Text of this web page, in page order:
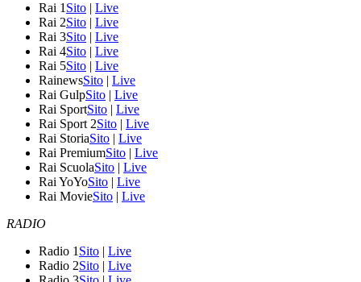
Rai 1 Sito | Live
Rai 2Sito | Live
Rai 3Sito | Live
Rai 4Sito | Live
Rai 5Sito | Live
RainewsSito | Live
Rai GulpSito | Live
Rai SportSito | Live
Rai Sport 2Sito | Live
Rai StoriaSito | Live
Rai PremiumSito | Live
Rai ScuolaSito | Live
Rai YoYoSito | Live
Rai MovieSito | Live
RADIO
Radio 1 Sito | Live
Radio 2Sito | Live